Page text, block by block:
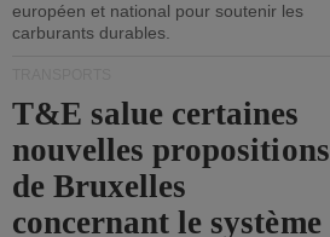
européen et national pour soutenir les
carburants durables.
T&E salue certaines
nouvelles propositions
de Bruxelles
concernant le système